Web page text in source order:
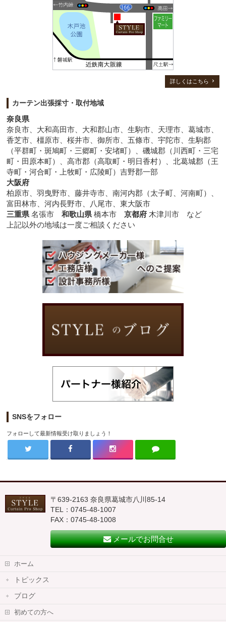
詳しくはこちら
カーテン出張採寸・取付地域
奈良県
奈良市、大和高田市、大和郡山市、生駒市、天理市、葛城市、
香芝市、橿原市、桜井市、御所市、五條市、宇陀市、生駒郡
（平群町・斑鳩町・三郷町・安堵町）、磯城郡（川西町・三宅
町・田原本町）、高市郡（高取町・明日香村）、北葛城郡（王
寺町・河合町・上牧町・広陵町）吉野郡一部
大阪府
柏原市、羽曳野市、藤井寺市、南河内郡（太子町、河南町）、
富田林市、河内長野市、八尾市、東大阪市
三重県 名張市和歌山県 橋本市京都府 木津川市 など
上記以外の地域は一度ご相談ください
SNSをフォロー
フォローして最新情報受け取りましょう！
〒639-2163 奈良県葛城市八川85-14
TEL：0745-48-1007
FAX：0745-48-1008
メールでお問合せ
ホーム
トピックス
ブログ
初めての方へ